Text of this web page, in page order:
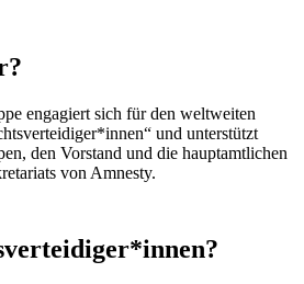
engagiert sich für den weltweiten
und unterstützt
den Vorstand und die hauptamtlichen
von Amnesty.